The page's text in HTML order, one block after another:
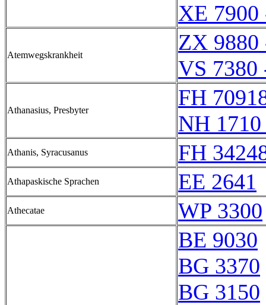
XE
Atemwegskrankheit
ZX 9880
VS 7380
Athanasius, Presbyter
FH
NH
Athanis, Syracusanus FH
Athapaskische Sprachen EE 2641
Athecatae WP 3300
BE 9030
BG 3370
BG 3150